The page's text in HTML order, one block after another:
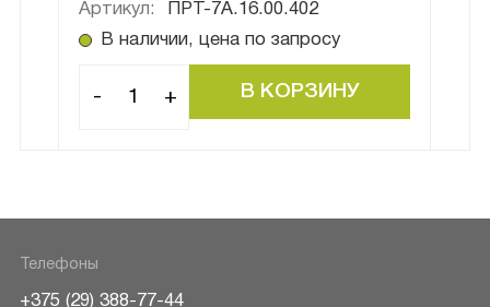
Артикул:
ПРТ-7А.16.00.402
В наличии, цена по запросу
- +
Телефоны
+375 (29) 388-77-44